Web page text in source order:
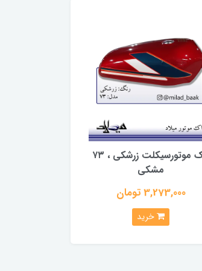
باک موتورسیکلت زرشکی ، ۷۳
مشکی
3,273,000 تومان
خرید